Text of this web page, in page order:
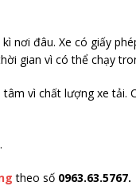
nơi đâu. Xe có giấy
gian vì có thể chạy
vì chất lượng xe tải.
theo số 0963.63.5767.